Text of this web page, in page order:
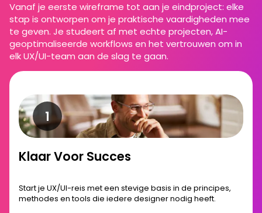
Vanaf je eerste wireframe tot aan je eindproject: elke
stap is ontworpen om je praktische vaardigheden mee
te geven. Je studeert af met echte projecten, AI-
geoptimaliseerde workflows en het vertrouwen om in
elk UX/UI-team aan de slag te gaan.
Klaar Voor Succes
Start je UX/UI-reis met een stevige basis in de principes,
methodes en tools die iedere designer nodig heeft.